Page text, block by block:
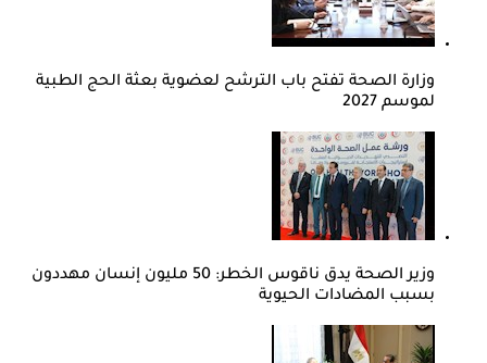
وزارة الصحة تفتح باب الترشح لعضوية بعثة الحج الطبية
لموسم 2027
وزير الصحة يدق ناقوس الخطر: 50 مليون إنسان مهددون
بسبب المضادات الحيوية